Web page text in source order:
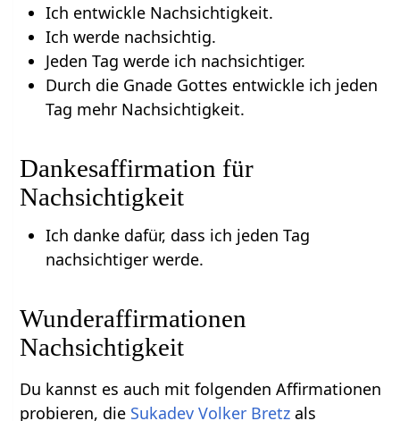
Ich entwickle Nachsichtigkeit.
Ich werde nachsichtig.
Jeden Tag werde ich nachsichtiger.
Durch die Gnade Gottes entwickle ich jeden
Tag mehr Nachsichtigkeit.
Dankesaffirmation für
Nachsichtigkeit
Ich danke dafür, dass ich jeden Tag
nachsichtiger werde.
Wunderaffirmationen
Nachsichtigkeit
Du kannst es auch mit folgenden Affirmationen
probieren, die Sukadev Volker Bretz als